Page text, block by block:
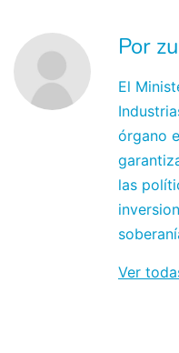
Por
El
órgano
las
Ver